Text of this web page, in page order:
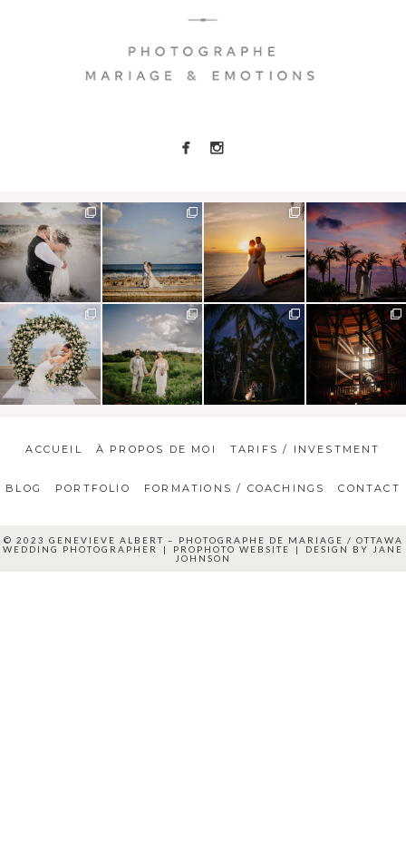
ACCUEIL À PROPOS DE MOI TARIFS / INVESTMENT
BLOG PORTFOLIO FORMATIONS / COACHINGS CONTACT
© 2023 GENEVIEVE ALBERT – PHOTOGRAPHE DE MARIAGE / OTTAWA
WEDDING PHOTOGRAPHER
| PROPHOTO WEBSITE | DESIGN BY
JANE
JOHNSON